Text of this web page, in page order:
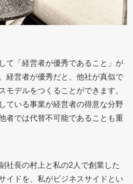
て「経営者が優秀であること」が
経営者が優秀だと、他社が真似で
モデルをつくることができます。
ている事業が経営者の得意な分野
者では代替不可能であることも重
社長の村上と私の2人で創業した
イドを、私がビジネスサイドとい